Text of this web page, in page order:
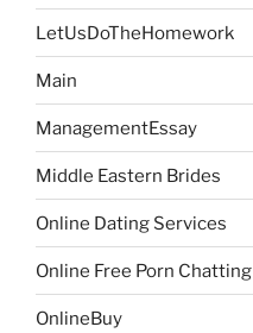
LetUsDoTheHomework
Main
ManagementEssay
Middle Eastern Brides
Online Dating Services
Online Free Porn Chatting
OnlineBuy